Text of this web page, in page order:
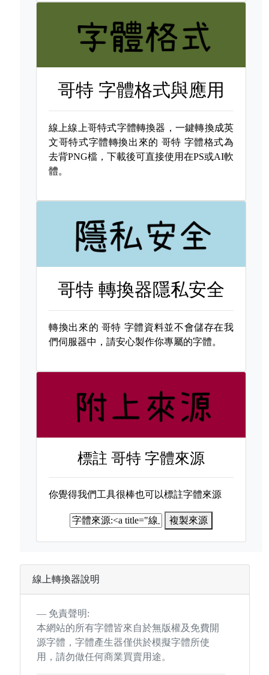
哥特 字體格式與應用
線上線上哥特式字體轉換器，一鍵轉換成英
文哥特式字體轉換出來的 哥特 字體格式為
去背PNG檔，下載後可直接使用在PS或AI軟
體。
哥特 轉換器隱私安全
轉換出來的 哥特 字體資料並不會儲存在我
們伺服器中，請安心製作你專屬的字體。
標註哥特 字體來源
你覺得我們工具很棒也可以標註字體來源
複製來源
線上轉換器說明
免責聲明:
本網站的所有字體皆來自於無版權及免費開
源字體，字體產生器僅供於模擬字體所使
用，請勿做任何商業買賣用途。